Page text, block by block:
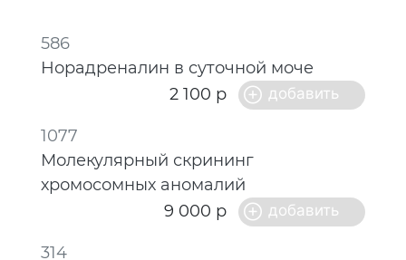
586
Норадреналин в суточной моче
2 100 р
1077
Молекулярный скрининг
хромосомных аномалий
9 000 р
314